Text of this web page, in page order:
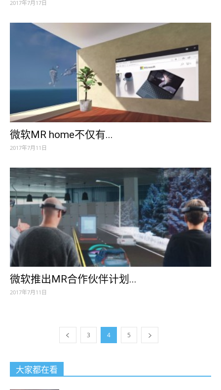
2017年7月17日
微软MR home不仅有...
2017年7月11日
微软推出MR合作伙伴计划...
2017年7月11日
3 4 5
大家都在看